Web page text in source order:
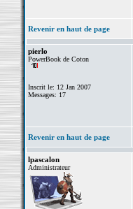
Revenir en haut de page
pierlo
PowerBook de Coton
Inscrit le: 12 Jan 2007
Messages: 17
Revenir en haut de page
lpascalon
Administrateur